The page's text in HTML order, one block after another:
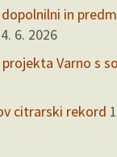
dopolnilni in
6. 2026
Varno s
citrarski rekord